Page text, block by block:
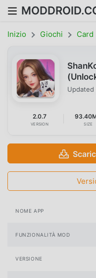
Inizio Giochi Card
Updated
2.0.7
VERSION SIZE
NOME APP
FUNZIONALITÀ MOD
VERSIONE